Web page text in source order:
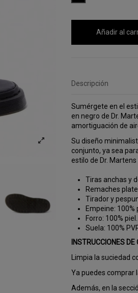
Añadir al
Descripción
Sumérgete en el
en negro de Dr.
amortiguación de
Su diseño
conjunto, ya sea
estilo de Dr.
Tiras anchas y
Remaches
Tirador y
Empeine: 100%
Forro: 100% piel.
Suela: 100%
INSTRUCCIONES
Limpia la suciedad
Ya puedes comprar
Además, en la